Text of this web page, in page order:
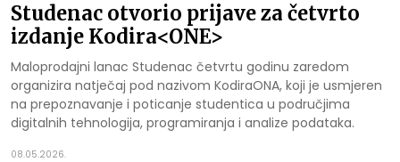
Studenac otvorio prijave za četvrto
izdanje Kodira<ONE>
Maloprodajni lanac Studenac četvrtu godinu zaredom
organizira natječaj pod nazivom KodiraONA, koji je usmjeren
na prepoznavanje i poticanje studentica u područjima
digitalnih tehnologija, programiranja i analize podataka.
08.05.2026.